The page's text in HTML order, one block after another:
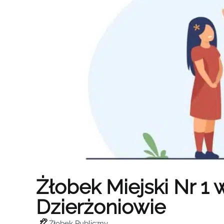
Żłobek Miejski Nr 1
Dzierżoniowie